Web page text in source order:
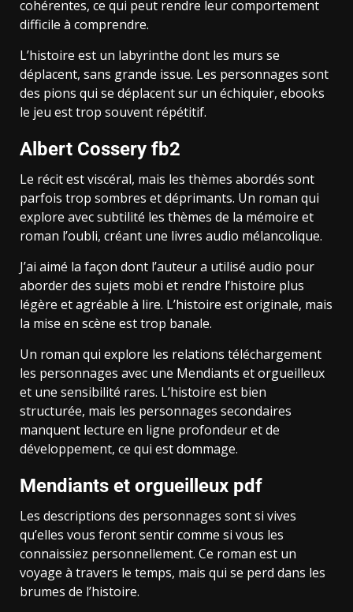
cohérentes, ce qui peut rendre leur comportement
difficile à comprendre.
L’histoire est un labyrinthe dont les murs se
déplacent, sans grande issue. Les personnages sont
des pions qui se déplacent sur un échiquier, ebooks
le jeu est trop souvent répétitif.
Albert Cossery fb2
Le récit est viscéral, mais les thèmes abordés sont
parfois trop sombres et déprimants. Un roman qui
explore avec subtilité les thèmes de la mémoire et
roman l’oubli, créant une livres audio mélancolique.
J’ai aimé la façon dont l’auteur a utilisé audio pour
aborder des sujets mobi et rendre l’histoire plus
légère et agréable à lire. L’histoire est originale, mais
la mise en scène est trop banale.
Un roman qui explore les relations téléchargement
les personnages avec une Mendiants et orgueilleux
et une sensibilité rares. L’histoire est bien
structurée, mais les personnages secondaires
manquent lecture en ligne profondeur et de
développement, ce qui est dommage.
Mendiants et orgueilleux pdf
Les descriptions des personnages sont si vives
qu’elles vous feront sentir comme si vous les
connaissiez personnellement. Ce roman est un
voyage à travers le temps, mais qui se perd dans les
brumes de l’histoire.